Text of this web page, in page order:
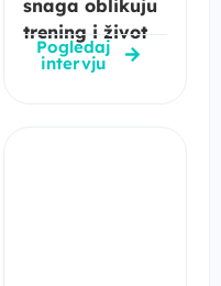
snaga oblikuju
trening i život
Pogledaj
intervju